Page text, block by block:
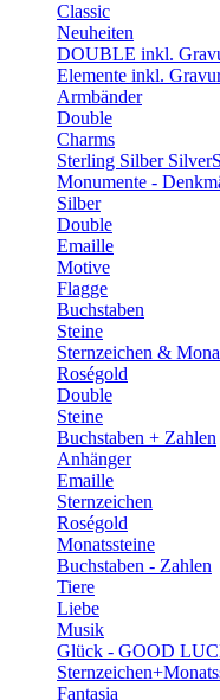
Classic
Neuheiten
DOUBLE inkl.
Elemente inkl.
Armbänder
Double
Charms
Sterling Silber
Monumente -
Silber
Double
Emaille
Motive
Flagge
Buchstaben
Steine
Sternzeichen &
Roségold
Double
Steine
Buchstaben + Zahlen
Anhänger
Emaille
Sternzeichen
Roségold
Monatssteine
Buchstaben - Zahlen
Tiere
Liebe
Musik
Glück - GOOD
Fantasia